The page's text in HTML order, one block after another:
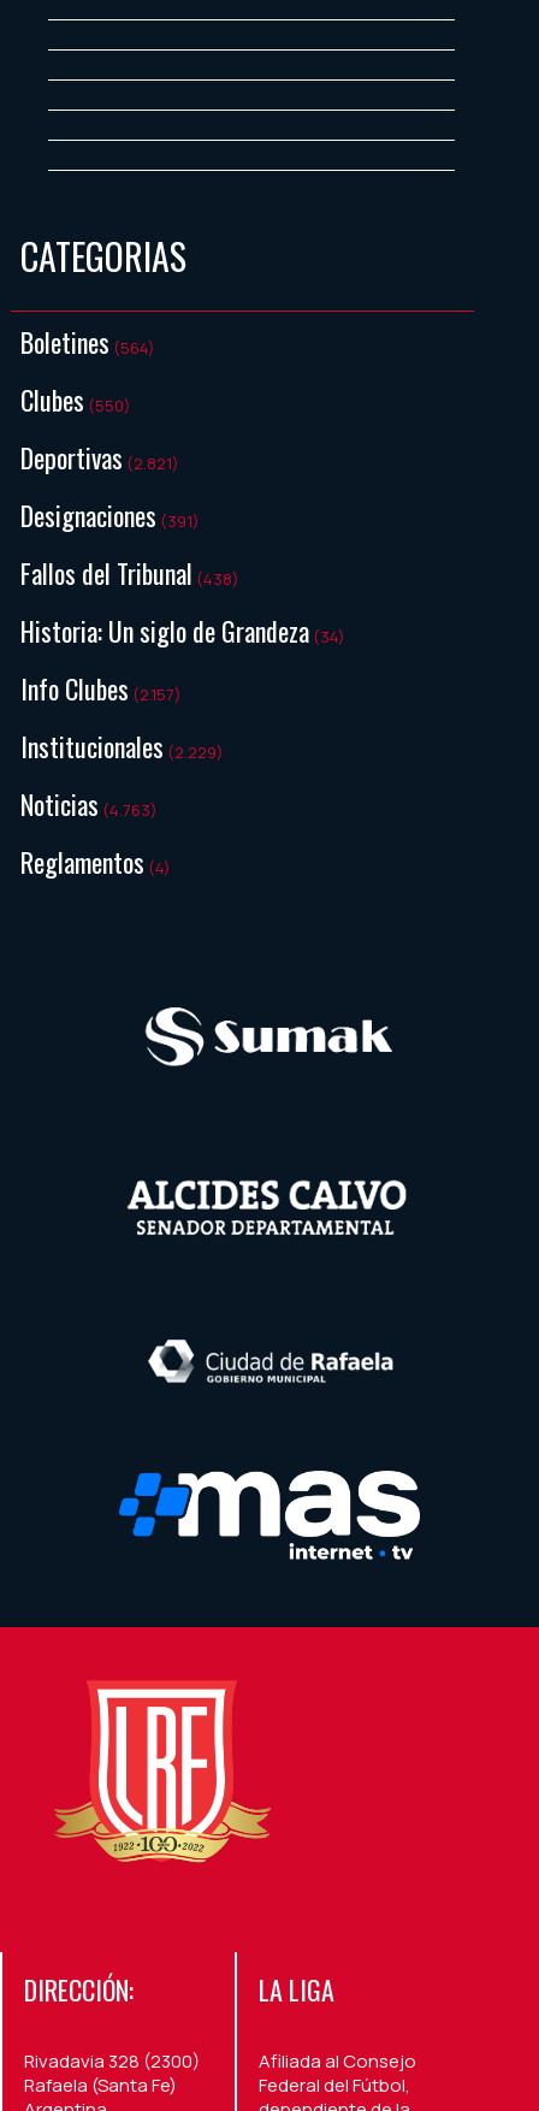
CATEGORIAS
Boletines (564)
Clubes (550)
Deportivas (2.821)
Designaciones (391)
Fallos del Tribunal (438)
Historia: Un siglo de Grandeza (34)
Info Clubes (2.157)
Institucionales (2.229)
Noticias (4.763)
Reglamentos (4)
DIRECCIÓN:
Rivadavia 328 (2300)
Rafaela (Santa Fe)
LA LIGA
Afiliada al Consejo
Federal del Fútbol,